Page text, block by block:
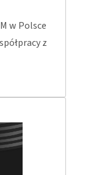
w Polsce
z